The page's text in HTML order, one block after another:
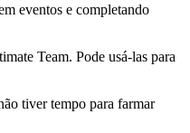
eventos e completando
Team. Pode usá-las para
tiver tempo para farmar